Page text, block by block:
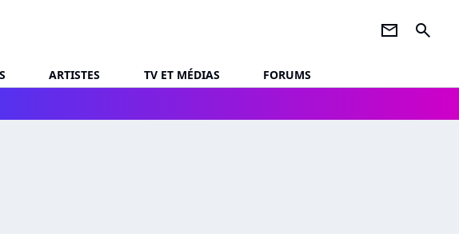
newsletter search
ARTISTES TV ET MÉDIAS
FORUMS